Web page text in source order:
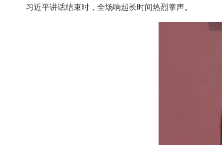
习近平讲话结束时，全场响起长时间热烈掌声。